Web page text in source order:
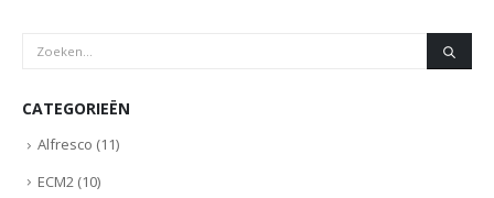
CATEGORIEËN
Alfresco (11)
ECM2 (10)